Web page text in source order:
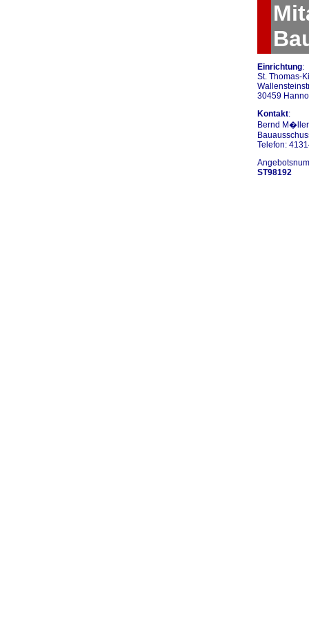
Einrichtung:
St. Thomas-
30459
Kontakt:
Bernd
Telefon:
ST98192